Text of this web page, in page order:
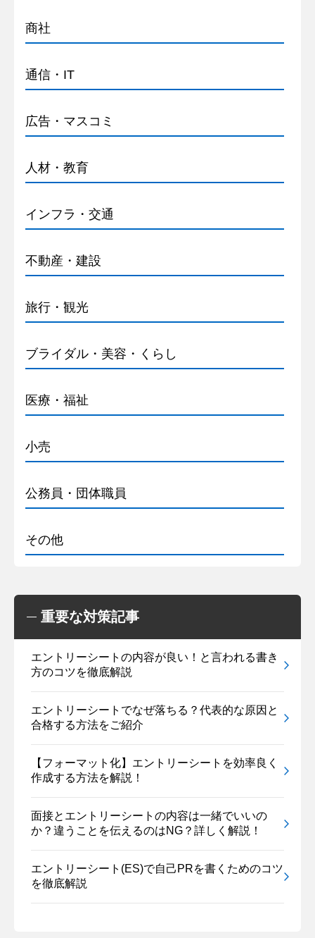
商社
通信・IT
広告・マスコミ
人材・教育
インフラ・交通
不動産・建設
旅行・観光
ブライダル・美容・くらし
医療・福祉
小売
公務員・団体職員
その他
重要な対策記事
エントリーシートの内容が良い！と言われる書き
方のコツを徹底解説
エントリーシートでなぜ落ちる？代表的な原因と
合格する方法をご紹介
【フォーマット化】エントリーシートを効率良く
作成する方法を解説！
面接とエントリーシートの内容は一緒でいいの
か？違うことを伝えるのはNG？詳しく解説！
エントリーシート(ES)で自己PRを書くためのコツ
を徹底解説